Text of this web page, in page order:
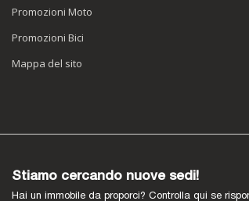
Promozioni Moto
Promozioni Bici
Mappa del sito
Stiamo cercando nuove sedi!
Hai un immobile da proporci? Controlla qui se